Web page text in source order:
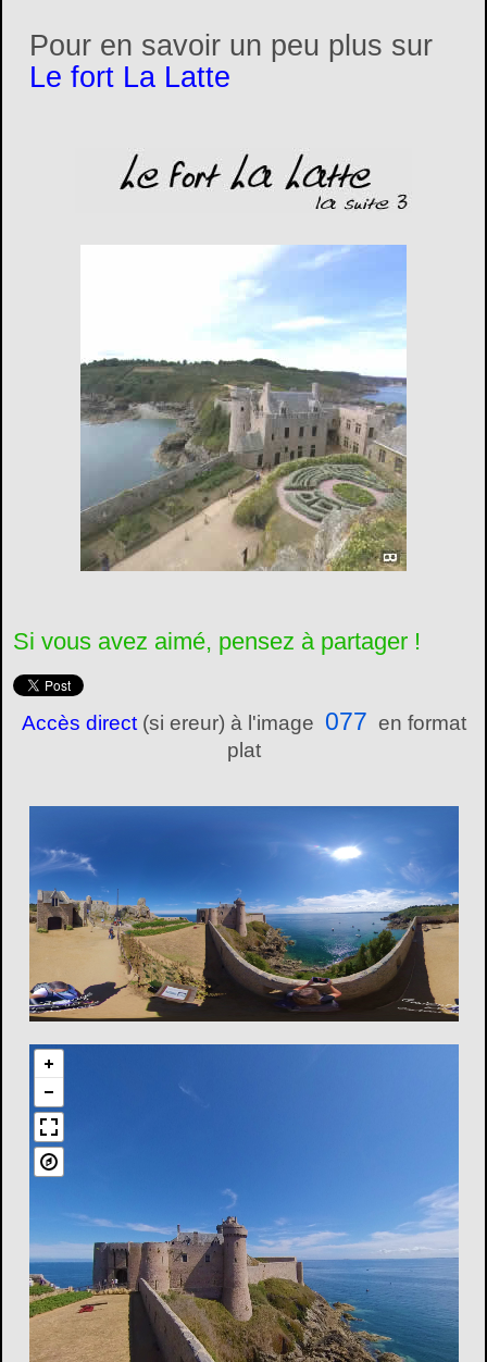
Pour en savoir un peu plus sur
Le fort La Latte
Si vous avez aimé, pensez à partager !
Accès direct(si ereur) à l'image 077 en format
plat